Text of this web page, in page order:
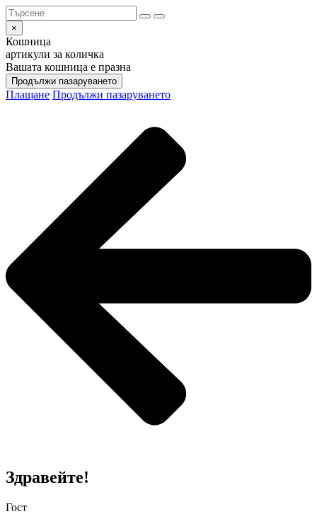
×
Кошница
артикули за количка
Вашата кошница е празна
Продължи пазаруването
Плащане Продължи пазаруването
Здравейте!
Гост